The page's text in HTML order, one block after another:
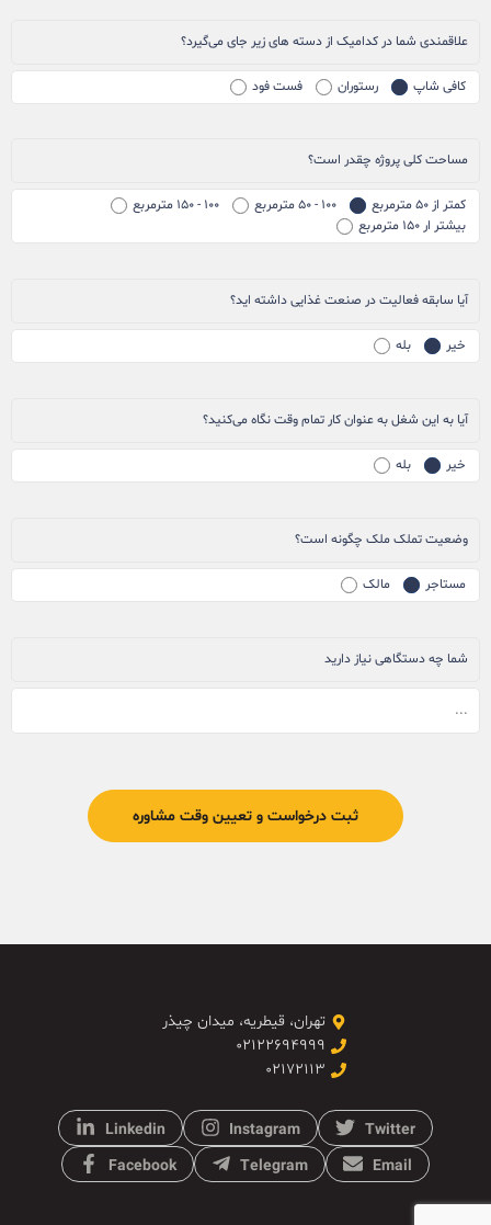
علاقمندی شما در کدامیک از دسته های زیر جای می‌گیرد؟
کافی شاپ رستوران فست فود
مساحت کلی پروژه چقدر است؟
کمتر از ۵۰ مترمربع ۱۰۰ - ۵۰ مترمربع
۱۰۰ - ۱۵۰ مترمربع
بیشتر ار ۱۵۰ مترمربع
آیا سابقه فعالیت در صنعت غذایی داشته اید؟
خیر بله
آیا به این شغل به عنوان کار تمام وقت نگاه می‌کنید؟
خیر بله
وضعیت تملک ملک چگونه است؟
مستاجر مالک
شما چه دستگاهی نیاز دارید
تهران، قیطریه، میدان چیذر
۰۲۱۲۲۶۹۴۹۹۹
۰۲۱۷۲۱۱۳
Linkedin Instagram
Twitter
Facebook
Telegram Email